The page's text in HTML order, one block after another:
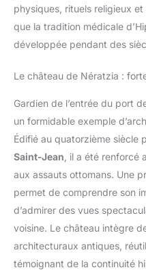
physiques, rituels religieux
que la tradition médicale
développée pendant des
Le château de Nératzia :
Gardien de l’entrée du port
un formidable exemple
Édifié au quatorzième siècle
Saint-Jean , il a été renforcé
aux assauts ottomans. Une
permet de comprendre son
d’admirer des vues
voisine. Le château intègre
architecturaux antiques,
témoignant de la continuité